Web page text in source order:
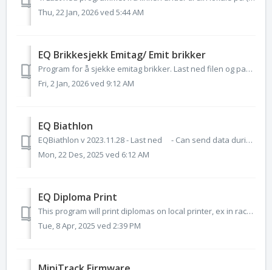
Thu, 22 Jan, 2026 ved 5:44 AM
EQ Brikkesjekk Emitag/ Emit brikker
Program for å sjekke emitag brikker. Last ned filen og pakk ut programfilen. Flytt den til ønsket katalog. Gjerne c:\programfiler(86)\eqtiming Du ka...
Fri, 2 Jan, 2026 ved 9:12 AM
EQ Biathlon
EQBiathlon v 2023.11.28 - Last ned - Can send data during shooting so one can see hits and misses in real time. EQBiathlon v 2025.12.22 - Last ned ...
Mon, 22 Des, 2025 ved 6:12 AM
EQ Diploma Print
This program will print diplomas on local printer, ex in race office on preprinted graphics. Latest version 2024-02-15-1600 - Login added for authentic...
Tue, 8 Apr, 2025 ved 2:39 PM